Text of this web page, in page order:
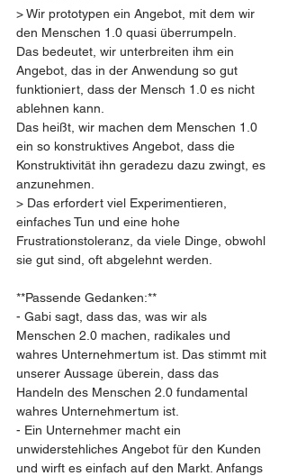
> Wir prototypen ein Angebot, mit dem wir
den Menschen 1.0 quasi überrumpeln.
Das bedeutet, wir unterbreiten ihm ein
Angebot, das in der Anwendung so gut
funktioniert, dass der Mensch 1.0 es nicht
ablehnen kann.
Das heißt, wir machen dem Menschen 1.0
ein so konstruktives Angebot, dass die
Konstruktivität ihn geradezu dazu zwingt, es
anzunehmen.
> Das erfordert viel Experimentieren,
einfaches Tun und eine hohe
Frustrationstoleranz, da viele Dinge, obwohl
sie gut sind, oft abgelehnt werden.
**Passende Gedanken:**
- Gabi sagt, dass das, was wir als
Menschen 2.0 machen, radikales und
wahres Unternehmertum ist. Das stimmt mit
unserer Aussage überein, dass das
Handeln des Menschen 2.0 fundamental
wahres Unternehmertum ist.
- Ein Unternehmer macht ein
unwiderstehliches Angebot für den Kunden
und wirft es einfach auf den Markt. Anfangs